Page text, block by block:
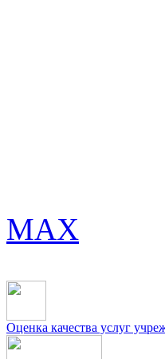
MAX
Оценка качества услуг